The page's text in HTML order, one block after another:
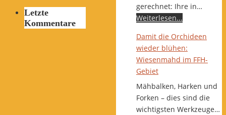
Letzte
Kommentare
gerechnet: Ihre in…
Weiterlesen...
Damit die Orchideen
wieder blühen:
Wiesenmahd im FFH-
Gebiet
Mähbalken, Harken und
Forken – dies sind die
wichtigsten Werkzeuge…